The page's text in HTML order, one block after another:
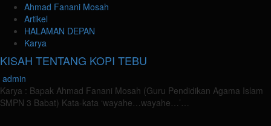
Ahmad Fanani Mosah
Artikel
HALAMAN DEPAN
Karya
KISAH TENTANG KOPI TEBU
admin
Karya : Bapak Ahmad Fanani Mosah (Guru Pendidikan Agama Islam
SMPN 3 Babat) Kata-kata ‘wayahe…wayahe…’…